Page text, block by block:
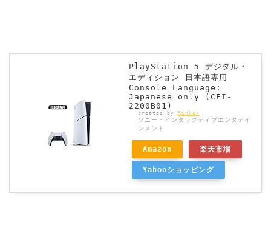
PlayStation 5 デジタル・
エディション 日本語専用
Console Language:
Japanese only (CFI-
2200B01)
created by Rinker
ソニー・インタラクティブエンタテイ
ンメント
Amazon 楽天市場
Yahooショッピング